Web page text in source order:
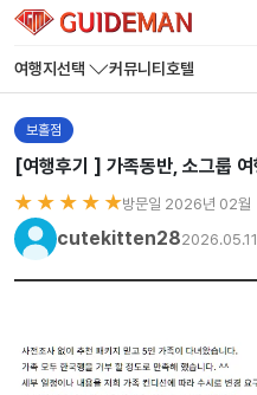
여행지선택 커뮤니티 호텔
보홀점
[여행후기 ] 가족동반, 소그룹
★ ★ ★ ★ ★방문일 2026년 02월
cutekitten282026.05.11